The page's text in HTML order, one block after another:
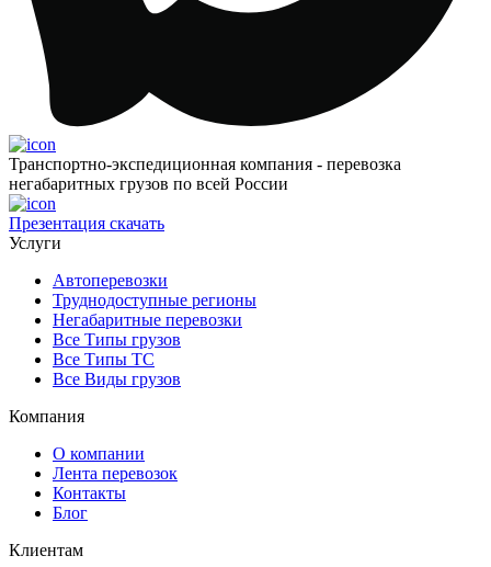
Транспортно-экспедиционная компания - перевозка
негабаритных грузов по всей России
Презентация скачать
Услуги
Автоперевозки
Труднодоступные регионы
Негабаритные перевозки
Все Типы грузов
Все Типы ТС
Все Виды грузов
Компания
О компании
Лента перевозок
Контакты
Блог
Клиентам